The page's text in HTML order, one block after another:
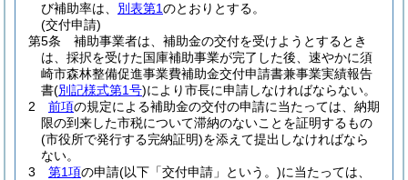
び補助率は、 別表第1のとおりとする。
(交付申請)
第5条
補助事業者は、補助金の交付を受けようとするとき
は、採択を受けた国庫補助事業が完了した後、速やかに須
崎市森林整備促進事業費補助金交付申請書兼事業実績報告
書(別記様式第1号)により市長に申請しなければならない。
2
前項の規定による補助金の交付の申請に当たっては、納期
限の到来した市税について滞納のないことを証明するもの
(市役所で発行する完納証明)を添えて提出しなければなら
ない。
3
第1項の申請(以下「交付申請」という。)に当たっては、